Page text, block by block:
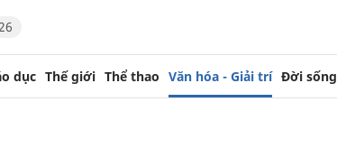
dục Thế giới Thể thao Văn hóa - Giải trí Đời sống